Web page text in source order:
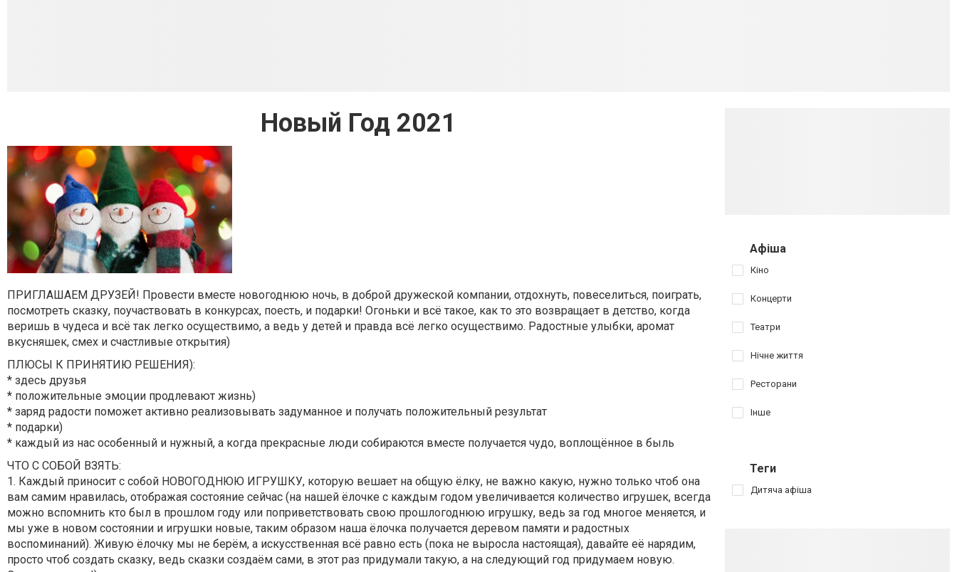
Новый Год 2021
ПРИГЛАШАЕМ ДРУЗЕЙ! Провести вместе новогоднюю ночь, в доброй дружеской компании, отдохнуть, повеселиться, поиграть,
посмотреть сказку, поучаствовать в конкурсах, поесть, и подарки! Огоньки и всё такое, как то это возвращает в детство, когда
веришь в чудеса и всё так легко осуществимо, а ведь у детей и правда всё легко осуществимо. Радостные улыбки, аромат
вкусняшек, смех и счастливые открытия)
ПЛЮСЫ К ПРИНЯТИЮ РЕШЕНИЯ):
* здесь друзья
* положительные эмоции продлевают жизнь)
* заряд радости поможет активно реализовывать задуманное и получать положительный результат
* подарки)
* каждый из нас особенный и нужный, а когда прекрасные люди собираются вместе получается чудо, воплощённое в быль
ЧТО С СОБОЙ ВЗЯТЬ:
1. Каждый приносит с собой НОВОГОДНЮЮ ИГРУШКУ, которую вешает на общую ёлку, не важно какую, нужно только чтоб она
вам самим нравилась, отображая состояние сейчас (на нашей ёлочке с каждым годом увеличивается количество игрушек, всегда
можно вспомнить кто был в прошлом году или поприветствовать свою прошлогоднюю игрушку, ведь за год многое меняется, и
мы уже в новом состоянии и игрушки новые, таким образом наша ёлочка получается деревом памяти и радостных
воспоминаний). Живую ёлочку мы не берём, а искусственная всё равно есть (пока не выросла настоящая), давайте её нарядим,
просто чтоб создать сказку, ведь сказки создаём сами, в этот раз придумали такую, а на следующий год придумаем новую.
Афіша
Кіно
Концерти
Театри
Нічне життя
Ресторани
Інше
Теги
Дитяча афіша